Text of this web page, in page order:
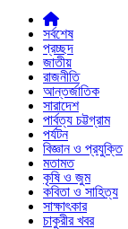
সর্বশেষ
প্রচ্ছদ
জাতীয়
রাজনীতি
আন্তর্জাতিক
সারাদেশ
পার্বত্য চট্টগ্রাম
পর্যটন
বিজ্ঞান ও প্রযুক্তি
মতামত
কৃষি ও জুম
কবিতা ও সাহিত্য
সাক্ষাৎকার
চাকুরীর খবর